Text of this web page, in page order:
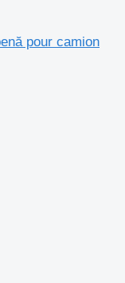
pour camion